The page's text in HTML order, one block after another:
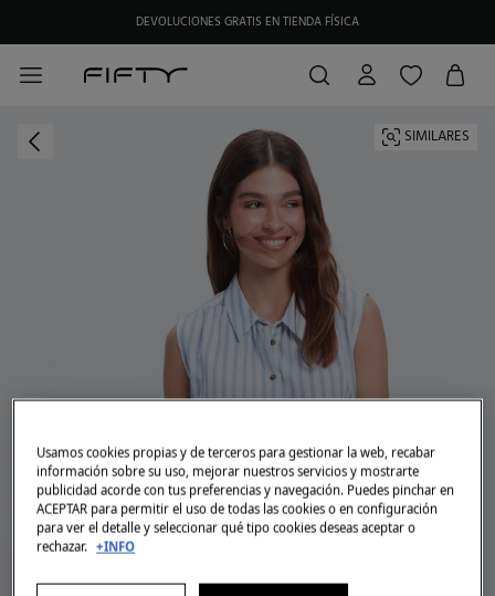
DEVOLUCIONES GRATIS EN TIENDA FÍSICA
SIMILARES
Usamos cookies propias y de terceros para gestionar la web, recabar
información sobre su uso, mejorar nuestros servicios y mostrarte
publicidad acorde con tus preferencias y navegación. Puedes pinchar en
ACEPTAR para permitir el uso de todas las cookies o en configuración
para ver el detalle y seleccionar qué tipo cookies deseas aceptar o
rechazar. +INFO